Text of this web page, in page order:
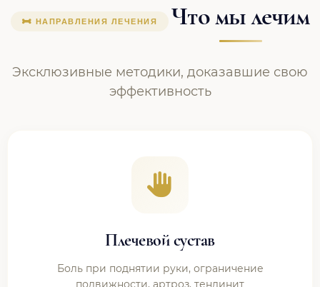
НАПРАВЛЕНИЯ ЛЕЧЕНИЯ Что мы лечим
Эксклюзивные методики, доказавшие свою
эффективность
Плечевой сустав
Боль при поднятии руки, ограничение
подвижности, артроз, тендинит